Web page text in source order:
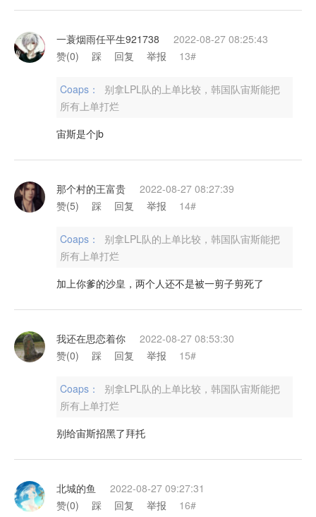
一蓑烟雨任平生921738
2022-08-27 08:25:43
赞(0) 踩 回复 举报 13#
Coaps：
别拿LPL队的上单比较，韩国队宙斯能把
所有上单打烂
宙斯是个jb
那个村的王富贵
2022-08-27 08:27:39
赞(5) 踩 回复 举报 14#
Coaps：
别拿LPL队的上单比较，韩国队宙斯能把
所有上单打烂
加上你爹的沙皇，两个人还不是被一剪子剪死了
我还在思恋着你
2022-08-27 08:53:30
赞(0) 踩 回复 举报 15#
Coaps：
别拿LPL队的上单比较，韩国队宙斯能把
所有上单打烂
别给宙斯招黑了拜托
北城的鱼
2022-08-27 09:27:31
赞(0) 踩 回复 举报 16#